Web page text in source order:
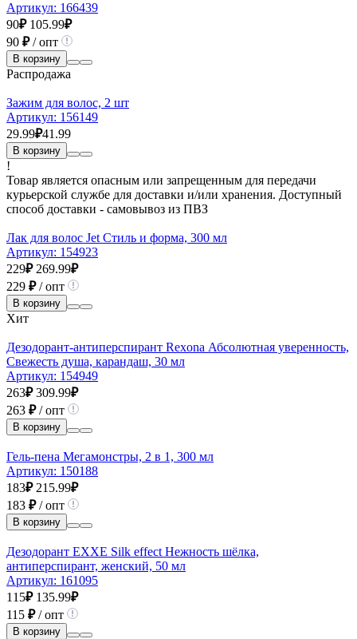
Артикул: 166439
90₽ 105.99₽
90 ₽/ опт
В корзину
Распродажа
Зажим для волос, 2 шт
Артикул: 156149
29.99₽41.99
В корзину
!
Товар является опасным или запрещенным для передачи
курьерской службе для доставки и/или хранения. Доступный
способ доставки - самовывоз из ПВЗ
Лак для волос Jet Стиль и форма, 300 мл
Артикул: 154923
229₽ 269.99₽
229 ₽/ опт
В корзину
Хит
Дезодорант-антиперспирант Rexona Абсолютная уверенность,
Свежесть душа, карандаш, 30 мл
Артикул: 154949
263₽ 309.99₽
263 ₽/ опт
В корзину
Гель-пена Мегамонстры, 2 в 1, 300 мл
Артикул: 150188
183₽ 215.99₽
183 ₽/ опт
В корзину
Дезодорант EXXE Silk effect Нежность шёлка,
антиперспирант, женский, 50 мл
Артикул: 161095
115₽ 135.99₽
115 ₽/ опт
В корзину